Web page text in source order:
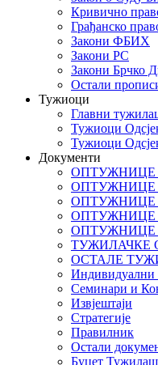
Кривично
Грађанско
Закони ФБИХ
Закони РС
Закони Брчко
Остали
Тужиоци
Главни
Тужиоци
Тужиоци
Документи
ОПТУЖНИЦЕ
ОПТУЖНИЦЕ
ОПТУЖНИЦЕ
ОПТУЖНИЦЕ
ОПТУЖНИЦЕ
ТУЖИЛАЧКЕ
ОСТАЛЕ
Индивидуални
Семинари и
Извјештаји
Стратегије
Правилник
Остали
Буџет